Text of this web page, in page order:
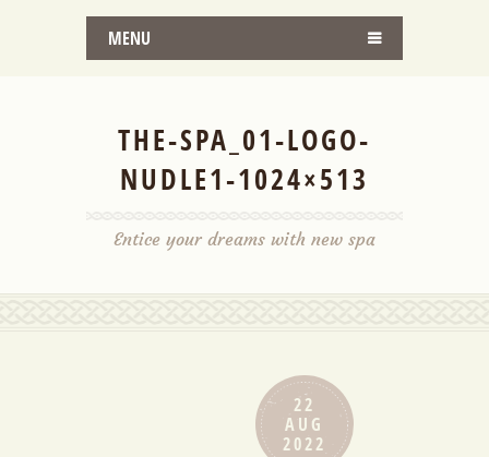
MENU
THE-SPA_01-LOGO-
NUDLE1-1024×513
Entice your dreams with new spa
22
AUG
2022